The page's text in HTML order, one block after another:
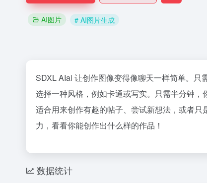
AI图片 # AI图片生成
SDXL AIai 让创作图像变得像聊天一样简单。
选择一种风格，例如卡通或写实。只需半分钟
适合用来创作有趣的帖子、尝试新想法，或者
力，看看你能创作出什么样的作品！
数据统计